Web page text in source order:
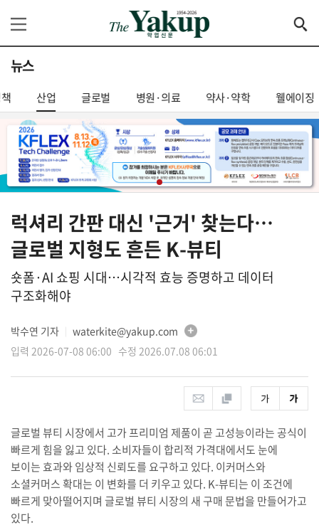
뉴스
산업 글로벌 병원·의료 약사·약학 웰에이징
럭셔리 간판 대신 '근거' 찾는다…
글로벌 지형도 흔든 K-뷰티
숏폼·AI 쇼핑 시대…시각적 효능 증명하고 데이터
구조화해야
박수연 기자
waterkite@yakup.com
입력 2026-07-08 06:00 수정 2026.07.08 06:01
글로벌 뷰티 시장에서 고가 프리미엄 제품이 곧 고성능이라는 공식이
빠르게 힘을 잃고 있다. 소비자들이 합리적 가격대에서도 눈에
보이는 효과와 임상적 신뢰도를 요구하고 있다. 이커머스와
소셜커머스 확대는 이 변화를 더 키우고 있다. K-뷰티는 이 조건에
빠르게 맞아떨어지며 글로벌 뷰티 시장의 새 구매 문법을 만들어가고
있다.